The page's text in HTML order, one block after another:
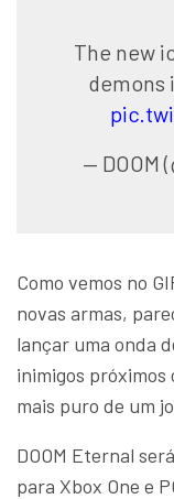
The new
demons
— DOOM
Como vemos no
novas armas,
lançar uma onda
inimigos
mais puro de um
DOOM Eternal
para Xbox One e